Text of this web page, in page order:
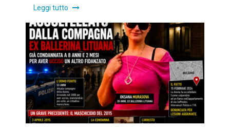
Leggi tutto